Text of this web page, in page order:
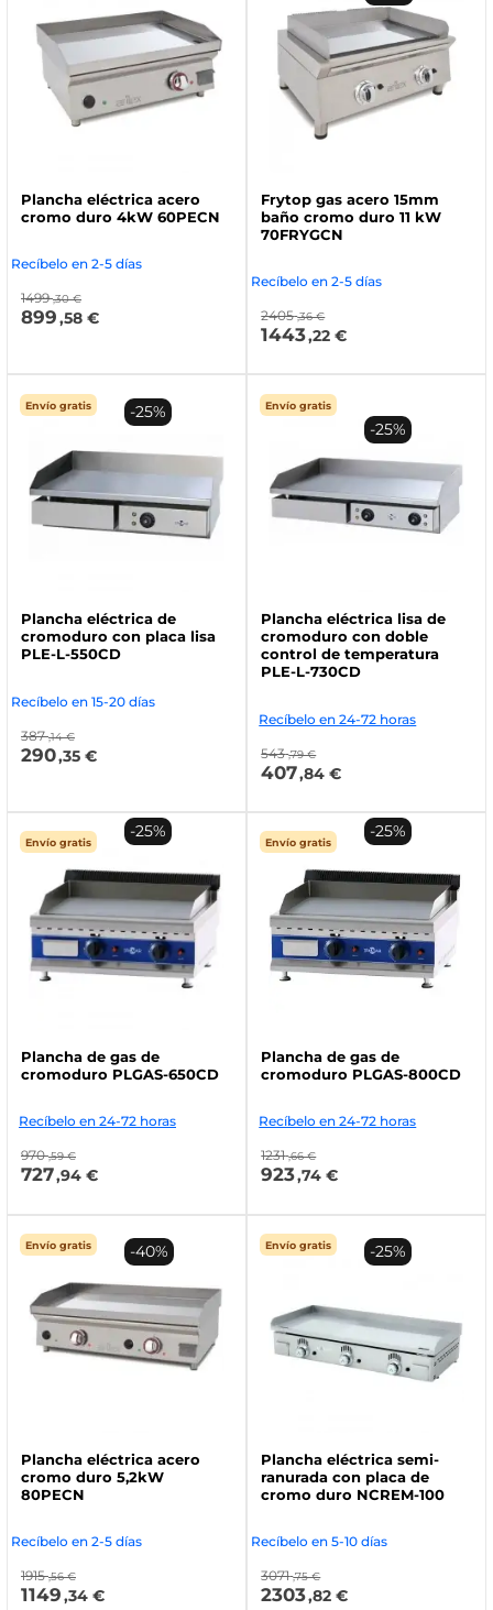
Plancha eléctrica acero
cromo duro 4kW 60PECN
Recíbelo en 2-5 días
1499 ,30 €
899,58 €
Frytop gas acero 15mm
baño cromo duro 11 kW
70FRYGCN
Recíbelo en 2-5 días
2405 ,36 €
1443,22 €
Envío gratis
Plancha eléctrica de
cromoduro con placa lisa
PLE-L-550CD
Recíbelo en 15-20 días
387 ,14 €
290,35 €
-25% Envío gratis
Plancha eléctrica lisa de
cromoduro con doble
control de temperatura
PLE-L-730CD
Recíbelo en 24-72 horas
543 ,79 €
407,84 €
-25%
Envío gratis
Plancha de gas de
cromoduro PLGAS-650CD
Recíbelo en 24-72 horas
970 ,59 €
727,94 €
-25%
Envío gratis
Plancha de gas de
cromoduro PLGAS-800CD
Recíbelo en 24-72 horas
1231 ,66 €
923,74 €
-25%
Envío gratis
Plancha eléctrica acero
cromo duro 5,2kW
80PECN
Recíbelo en 2-5 días
1915 ,56 €
1149,34 €
-40% Envío gratis
Plancha eléctrica semi-
ranurada con placa de
cromo duro NCREM-100
Recíbelo en 5-10 días
3071 ,75 €
2303,82 €
-25%